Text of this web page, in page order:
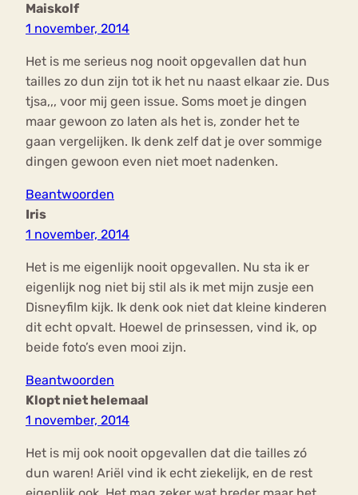
Maiskolf
1 november, 2014
Het is me serieus nog nooit opgevallen dat hun
tailles zo dun zijn tot ik het nu naast elkaar zie. Dus
tjsa,,, voor mij geen issue. Soms moet je dingen
maar gewoon zo laten als het is, zonder het te
gaan vergelijken. Ik denk zelf dat je over sommige
dingen gewoon even niet moet nadenken.
Beantwoorden
Iris
1 november, 2014
Het is me eigenlijk nooit opgevallen. Nu sta ik er
eigenlijk nog niet bij stil als ik met mijn zusje een
Disneyfilm kijk. Ik denk ook niet dat kleine kinderen
dit echt opvalt. Hoewel de prinsessen, vind ik, op
beide foto’s even mooi zijn.
Beantwoorden
Klopt niet helemaal
1 november, 2014
Het is mij ook nooit opgevallen dat die tailles zó
dun waren! Ariël vind ik echt ziekelijk, en de rest